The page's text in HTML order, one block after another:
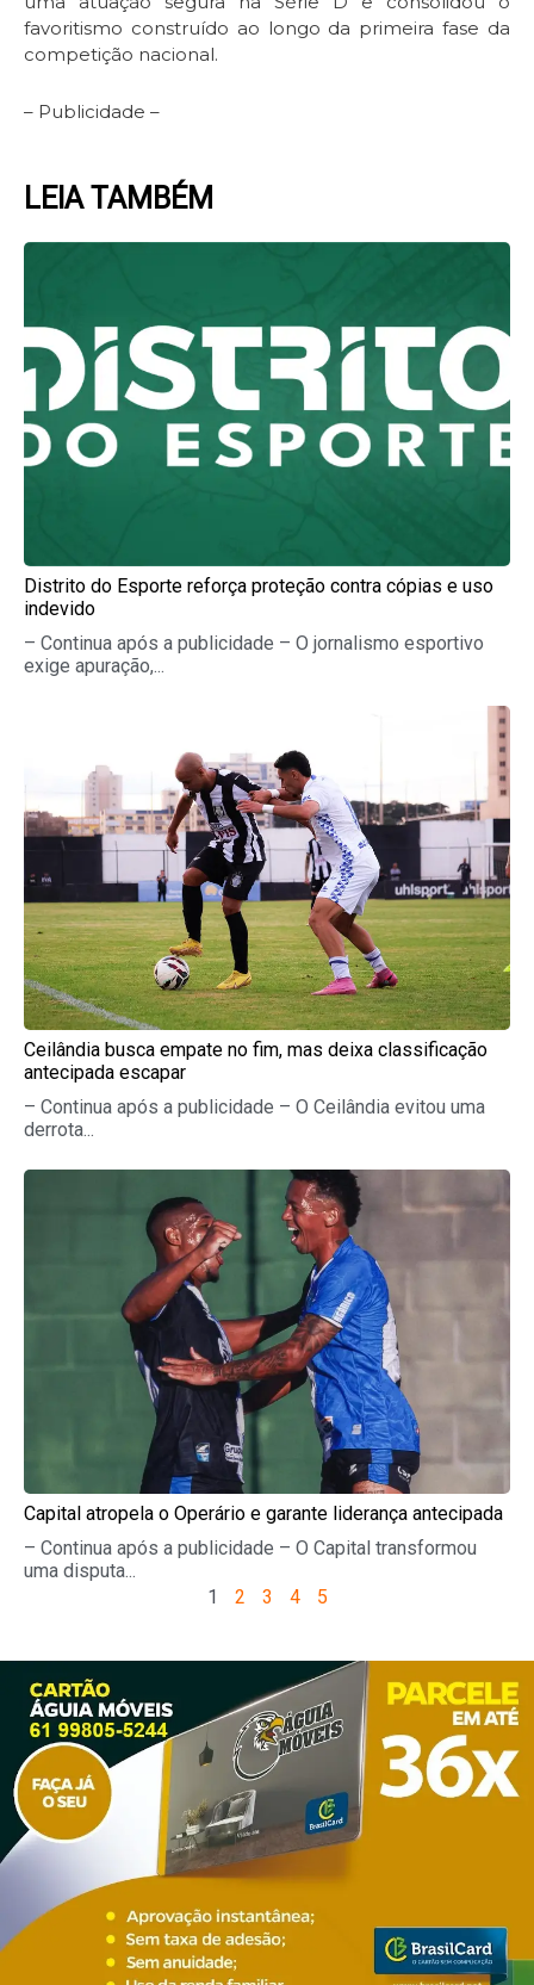
favoritismo construído ao longo da primeira fase da
competição nacional.
– Publicidade –
LEIA TAMBÉM
Distrito do Esporte reforça proteção contra cópias e uso
indevido
– Continua após a publicidade – O jornalismo esportivo
exige apuração,...
Ceilândia busca empate no fim, mas deixa classificação
antecipada escapar
– Continua após a publicidade – O Ceilândia evitou uma
derrota...
Capital atropela o Operário e garante liderança antecipada
– Continua após a publicidade – O Capital transformou
uma disputa...
1 2 3 4 5